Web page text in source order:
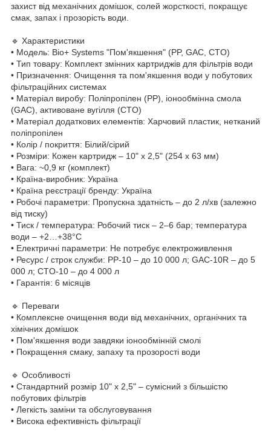
захист від механічних домішок, солей жорсткості, покращує
смак, запах і прозорість води.
🔹 Характеристики
• Модель: Bio+ Systems "Пом'якшення" (PP, GAC, CTO)
• Тип товару: Комплект змінних картриджів для фільтрів води
• Призначення: Очищення та пом'якшення води у побутових
фільтраційних системах
• Матеріал виробу: Поліпропілен (PP), іонообмінна смола
(GAC), активоване вугілля (CTO)
• Матеріал додаткових елементів: Харчовий пластик, нетканий
поліпропілен
• Колір / покриття: Білий/сірий
• Розміри: Кожен картридж – 10" x 2,5" (254 x 63 мм)
• Вага: ~0,9 кг (комплект)
• Країна-виробник: Україна
• Країна реєстрації бренду: Україна
• Робочі параметри: Пропускна здатність – до 2 л/хв (залежно
від тиску)
• Тиск / температура: Робочий тиск – 2–6 бар; температура
води – +2…+38°C
• Електричні параметри: Не потребує електроживлення
• Ресурс / строк служби: PP-10 – до 10 000 л; GAC-10R – до 5
000 л; CTO-10 – до 4 000 л
• Гарантія: 6 місяців
🔹 Переваги
• Комплексне очищення води від механічних, органічних та
хімічних домішок
• Пом'якшення води завдяки іонообмінній смолі
• Покращення смаку, запаху та прозорості води
🔹 Особливості
• Стандартний розмір 10" x 2,5" – сумісний з більшістю
побутових фільтрів
• Легкість заміни та обслуговування
• Висока ефективність фільтрації